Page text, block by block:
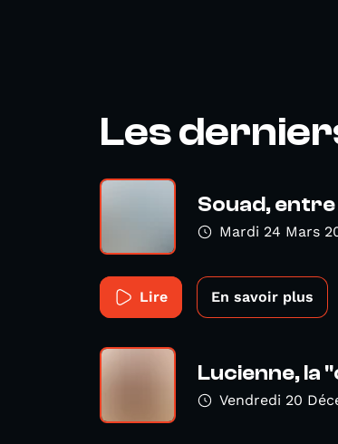
Les
Souad,
Mardi 24 Mars
Lire En savoir plus
Lucienne, la
Vendredi 20